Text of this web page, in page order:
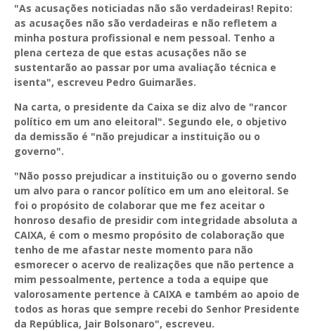
"As acusações noticiadas não são verdadeiras! Repito:
as acusações não são verdadeiras e não refletem a
minha postura profissional e nem pessoal. Tenho a
plena certeza de que estas acusações não se
sustentarão ao passar por uma avaliação técnica e
isenta", escreveu Pedro Guimarães.
Na carta, o presidente da Caixa se diz alvo de "rancor
político em um ano eleitoral". Segundo ele, o objetivo
da demissão é "não prejudicar a instituição ou o
governo".
"Não posso prejudicar a instituição ou o governo sendo
um alvo para o rancor político em um ano eleitoral. Se
foi o propósito de colaborar que me fez aceitar o
honroso desafio de presidir com integridade absoluta a
CAIXA, é com o mesmo propósito de colaboração que
tenho de me afastar neste momento para não
esmorecer o acervo de realizações que não pertence a
mim pessoalmente, pertence a toda a equipe que
valorosamente pertence à CAIXA e também ao apoio de
todos as horas que sempre recebi do Senhor Presidente
da República, Jair Bolsonaro", escreveu.